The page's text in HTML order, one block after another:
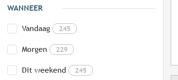
WANNEER
Vandaag 245
Morgen 229
Dit weekend 245